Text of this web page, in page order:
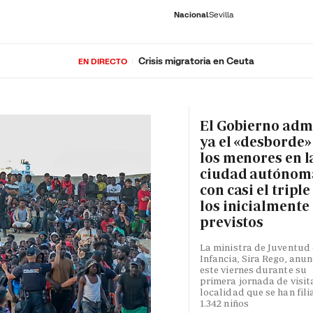
NacionalSevilla
ECONOMÍADEPORTES SOCIEDADCULTURAGENTEPLAY
EN DIRECTO Crisis migratoria en Ceuta
El Gobierno
ya el
los menores en
ciudad
con casi el triple
los inicialmente
previstos
La ministra de Juventud
Infancia, Sira Rego,
este viernes durante su
primera jornada de
localidad que se han
1.342 niños